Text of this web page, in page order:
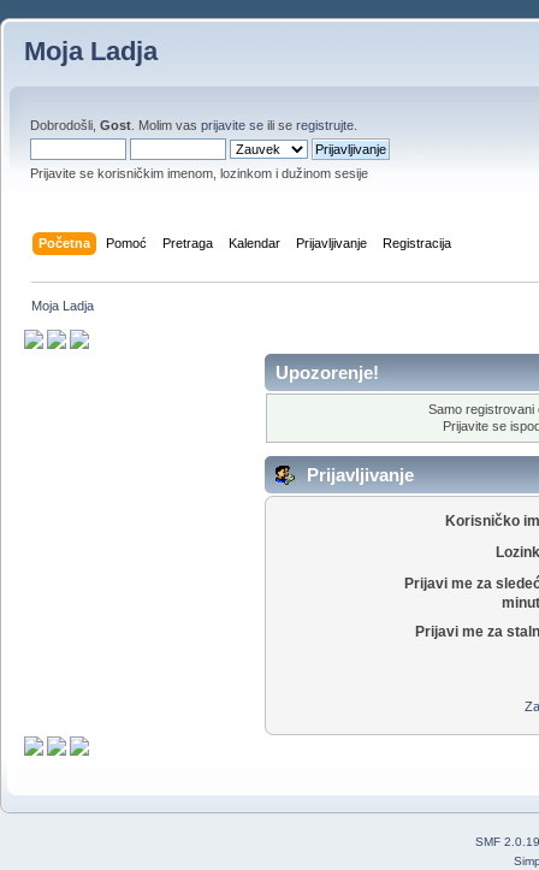
Moja Ladja
Dobrodošli, Gost . Molim vas prijavite se ili se registrujte
Prijavite se korisničkim imenom, lozinkom i dužinom sesije
Početna Pomoć Pretraga Kalendar Prijavljivanje Registracija
Moja Ladja
Upozorenje!
Samo registrovani
Prijavite se
Prijavljivanje
Korisničko
Prijavi me za
Prijavi me za
SMF 2.0.19